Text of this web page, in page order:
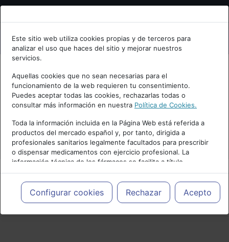
Bienvenid@ a psiquiatria.com
Escribe tu Email
Accede o regístrate con tu email.
Cancelar
Este sitio web utiliza cookies propias y de terceros para
analizar el uso que haces del sitio y mejorar nuestros
servicios.
Aquellas cookies que no sean necesarias para el
funcionamiento de la web requieren tu consentimiento.
Puedes aceptar todas las cookies, rechazarlas todas o
consultar más información en nuestra Política de Cookies.
Toda la información incluida en la Página Web está referida a
productos del mercado español y, por tanto, dirigida a
profesionales sanitarios legalmente facultados para prescribir
o dispensar medicamentos con ejercicio profesional. La
información técnica de los fármacos se facilita a título
meramente informativo, siendo responsabilidad de los
profesionales facultados prescribir medicamentos y decidir, en
cada caso concreto, el tratamiento más adecuado a las
necesidades del paciente.
Configurar cookies Rechazar Acepto
PUBLICIDAD